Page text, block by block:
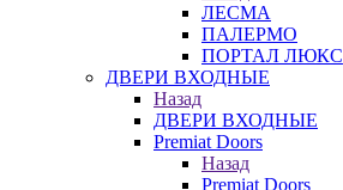
ЛЕСМА
ПАЛЕРМО
ПОРТАЛ ЛЮКС
ДВЕРИ ВХОДНЫЕ
Назад
ДВЕРИ ВХОДНЫЕ
Premiat Doors
Назад
Premiat Doors